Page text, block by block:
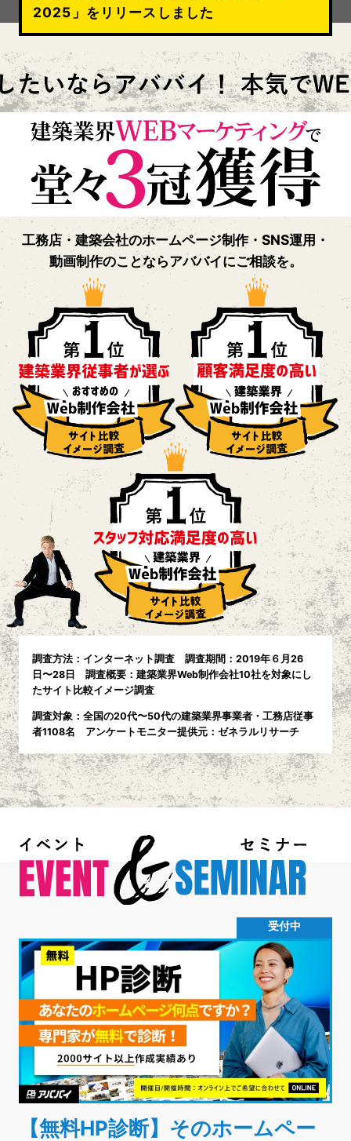
2025」をリリースしました
工務店・建築会社のホームページ制作・SNS運用・
動画制作のことならアババイにご相談を。
調査方法：インターネット調査 調査期間：2019年６月26
日〜28日 調査概要：建築業界Web制作会社10社を対象にし
たサイト比較イメージ調査
調査対象：全国の20代〜50代の建築業界事業者・工務店従事
者1108名 アンケートモニター提供元：ゼネラルリサーチ
受付中
【無料HP診断】そのホームペー